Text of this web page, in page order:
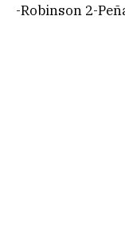
-Robinson 2-